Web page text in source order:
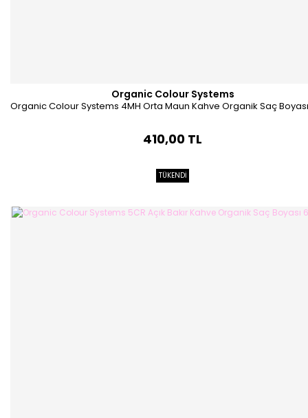
Organic Colour Systems
Organic Colour Systems 4MH Orta Maun Kahve Organik Saç
410,00 TL
TÜKENDİ